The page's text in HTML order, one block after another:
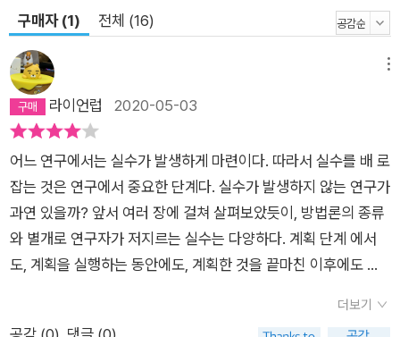
베커는 사회학자들의 주요 연구 방법과 누가 데이터 수집 담당자
인지를 중심으로, 어디에서 어떤 오류가 발생하는지를 설명한다.
사회학의 양갈래라 말할 수 있는 정성 연구와 정량 연구는 각 연
구 방법에 따라 특징적인 오류를 반복하는 경우가 많고, 데이터
수집자의 사회적 상황과 데이터 수집의 동기는 데이터의 신뢰도
에 영향을 끼쳐 증거 역할을 할 수 있는지 여부를 결정지기 때문
이다. 이에 ⟪증거의 오류⟫ 1부에서는 데이터, 증거, 이론의 상관
관계를 설명한 뒤, 오래된 논쟁의 대상이 되어온 정량 연구와 정
성 연구의 차이와 특징을 밝힌다. 각 연구 방법에 따라 연구자들
이 목표로 하는 것이 무엇인지, 그리고 그 때문에 어떤 점을 간과
하고 어떤 오류를 일상화시키는지를 파헤친다. 동시에 자연 과학
자들의 연구 모형을 자세히 소개하면서, 적어도 그들처럼 치열하
구매자 (1) 전체 (16)
라이언럽 2020-05-03
어느 연구에서는 실수가 발생하게 마련이다. 따라서 실수를 배 로
잡는 것은 연구에서 중요한 단계다. 실수가 발생하지 않는 연구가
과연 있을까? 앞서 여러 장에 걸쳐 살펴보았듯이, 방법론의 종류
와 별개로 연구자가 저지르는 실수는 다양하다. 계획 단계 에서
도, 계획을 실행하는 동안에도, 계획한 것을 끝마친 이후에도 실
보았으므로, 모든 내용을 요약을 통해 되풀이하지는 않겠다. 418
더보기